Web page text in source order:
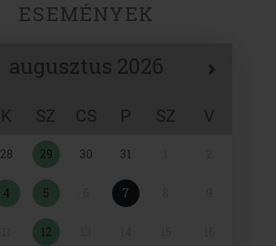
ESEMÉNYEK
augusztus 2026
K SZ CS P SZ V
28 29 30 31
4 5 7
12